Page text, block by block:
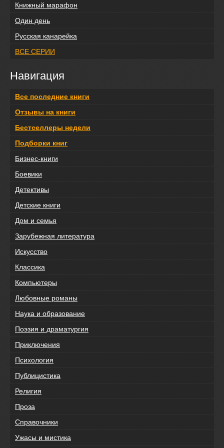
Книжный марафон
Один день
Русская канарейка
ВСЕ СЕРИИ
Навигация
Все последние книги
Отзывы на книги
Бестселлеры недели
Подборки книг
Бизнес-книги
Боевики
Детективы
Детские книги
Дом и семья
Зарубежная литература
Искусство
Классика
Компьютеры
Любовные романы
Наука и образование
Поэзия и драматургия
Приключения
Психология
Публицистика
Религия
Проза
Справочники
Ужасы и мистика